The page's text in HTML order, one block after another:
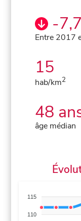
-
Entre 2017
15
hab/km2
48
âge médian
115
110